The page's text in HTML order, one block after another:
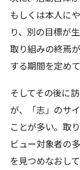
もしくは本人に
り、別の目標が
取り組みの終焉
する期間を定め
そしてその後に
が、「志」のサ
ことが多い。取
ビュー対象者の
を見つめなおし